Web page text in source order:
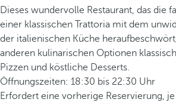
Dieses wundervolle Restaurant, das die
einer klassischen Trattoria mit dem
der italienischen Küche
anderen kulinarischen Optionen
Pizzen und köstliche Desserts.
Öffnungszeiten: 18:30 bis 22:30 Uhr
Erfordert eine vorherige Reservierung,